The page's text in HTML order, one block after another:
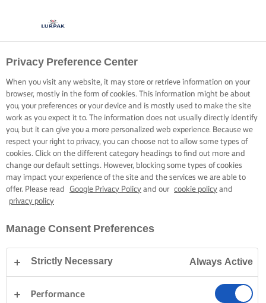
Privacy Preference Center
When you visit any website, it may store or retrieve information on your
browser, mostly in the form of cookies. This information might be about
you, your preferences or your device and is mostly used to make the site
work as you expect it to. The information does not usually directly identify
you, but it can give you a more personalized web experience. Because we
respect your right to privacy, you can choose not to allow some types of
cookies. Click on the different category headings to find out more and
change our default settings. However, blocking some types of cookies
may impact your experience of the site and the services we are able to
offer. Please read
Google Privacy Policy and our cookie policy and
privacy policy
Manage Consent Preferences
Strictly Necessary Always Active
Performance